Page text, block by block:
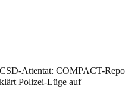
CSD-Attentat: COMPACT-
klärt Polizei-Lüge auf